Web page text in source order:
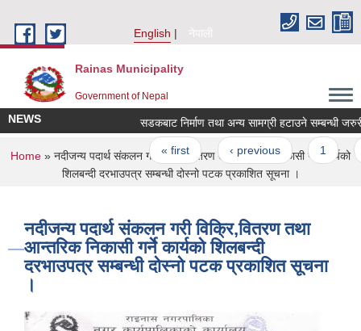
English
नेपाली
Rainas Municipality
Government of Nepal
NEWS सडकबाट निर्माण तथा अन्य सामग्री हटाउने सम्बन्धी
Pages
« first ‹ previous
You are here
Home » नदीजन्य पदार्थ संकलन गरी विक्रि,वितरण तथा आन्तरिक निकासी गर्ने कार्यको
शिलबन्दी दरभाउपत्र सम्बन्धी दोस्नो पटक प्रकाशित सूचना ।
नदीजन्य पदार्थ संकलन गरी विक्रि,वितरण तथा
आन्तरिक निकासी गर्ने कार्यको शिलबन्दी
दरभाउपत्र सम्बन्धी दोस्नो पटक प्रकाशित सूचना
।